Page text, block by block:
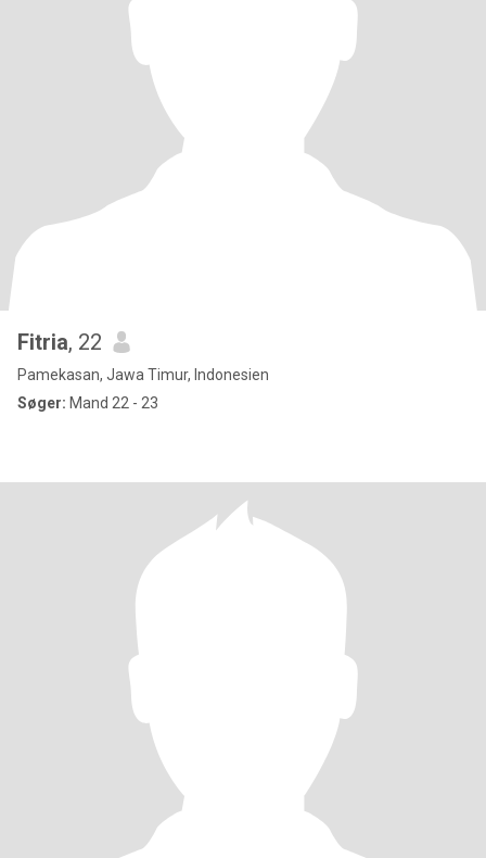
Fitria, 22
Pamekasan, Jawa Timur, Indonesien
Søger: Mand 22 - 23